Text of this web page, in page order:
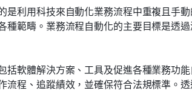
是利用科技來自動化業務流程中重複且手
種範疇。業務流程自動化的主要目標是透
括軟體解決方案、工具及促進各種業務功
流程、追蹤績效，並確保符合法規標準。